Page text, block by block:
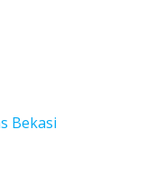
Bekasi